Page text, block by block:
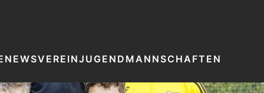
NEWSVEREINJUGEND MANNSCHAFTEN